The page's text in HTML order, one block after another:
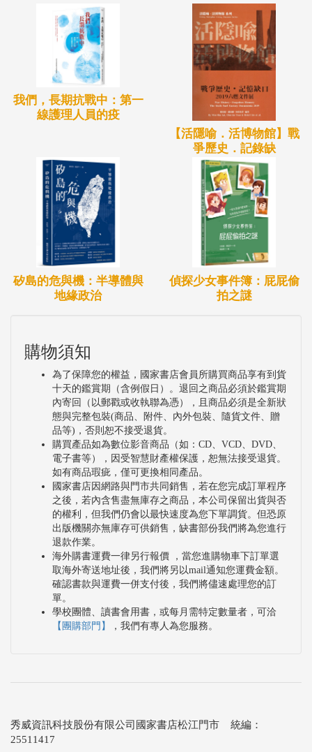
我們，長期抗戰中：第一
線護理人員的疫
【活隱喻．活博物館】戰
爭歷史．記錄缺
矽島的危與機：半導體與
地緣政治
偵探少女事件簿：屁屁偷
拍之謎
購物須知
為了保障您的權益，國家書店會員所購買商品享有到貨
十天的鑑賞期（含例假日）。退回之商品必須於鑑賞期
內寄回（以郵戳或收執聯為憑），且商品必須是全新狀
態與完整包裝(商品、附件、內外包裝、隨貨文件、贈
品等)，否則恕不接受退貨。
購買產品如為數位影音商品（如：CD、VCD、DVD、
電子書等），因受智慧財產權保護，恕無法接受退貨。
如有商品瑕疵，僅可更換相同產品。
國家書店因網路與門市共同銷售，若在您完成訂單程序
之後，若內含售盡無庫存之商品，本公司保留出貨與否
的權利，但我們仍會以最快速度為您下單調貨。但恐原
出版機關亦無庫存可供銷售，缺書部份我們將為您進行
退款作業。
海外購書運費一律另行報價 ，當您進購物車下訂單選
取海外寄送地址後，我們將另以mail通知您運費金額。
確認書款與運費一併支付後，我們將儘速處理您的訂
單。
學校團體、讀書會用書，或每月需特定數量者，可洽
【團購部門】
，我們有專人為您服務。
秀威資訊科技股份有限公司國家書店松江門市 統編：
25511417